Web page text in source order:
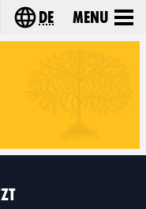
Choose your
de Menu